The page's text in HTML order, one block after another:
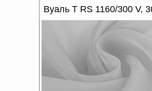
Вуаль T RS 1160/300 V,